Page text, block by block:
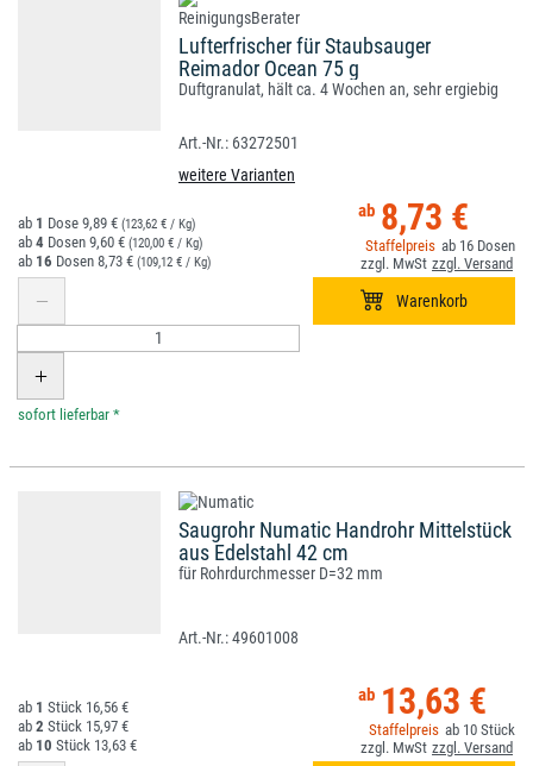
Lufterfrischer für Staubsauger
Reimador Ocean 75 g
Duftgranulat, hält ca. 4 Wochen an, sehr ergiebig
63272501
weitere Varianten
8,73 €
16
1 9,89 € (123,62 € / Kg)
4 9,60 € (120,00 € / Kg)
16 8,73 € (109,12 € / Kg)
*
Saugrohr Numatic Handrohr Mittelstück
aus Edelstahl 42 cm
für Rohrdurchmesser D=32 mm
49601008
13,63 €
10
1
16,56 €
2
15,97 €
10
13,63 €